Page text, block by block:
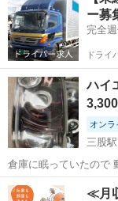
ー募
完全
ドライ
ハイ
オンラ
三股駅
倉庫に眠っていたので
宮崎 都城市 三
≪月